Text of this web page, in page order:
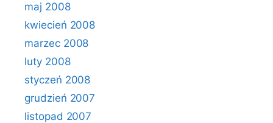
maj 2008
kwiecień 2008
marzec 2008
luty 2008
styczeń 2008
grudzień 2007
listopad 2007